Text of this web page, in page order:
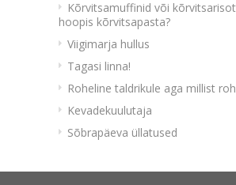
Kõrvitsamuffinid või
hoopis kõrvitsapasta?
Viigimarja hullus
Tagasi linna!
Roheline taldrikule aga millist
Kevadekuulutaja
Sõbrapäeva üllatused